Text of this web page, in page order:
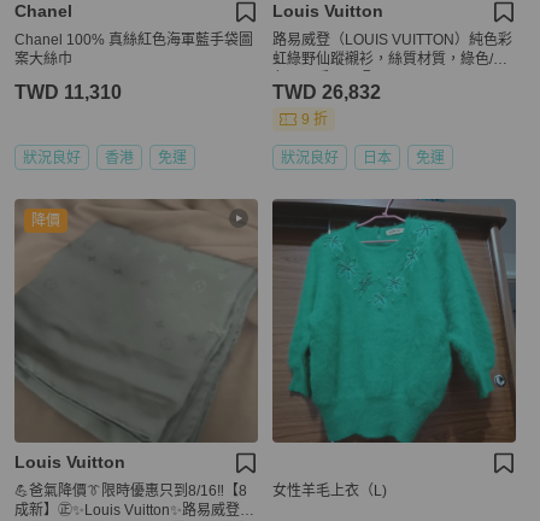
Chanel
Chanel 100% 真絲紅色海軍藍手袋圖
案大絲巾
TWD 11,310
狀況良好 香港 免運
Louis Vuitton
路易威登（LOUIS VUITTON）純色彩
虹綠野仙蹤襯衫，絲質材質，綠色/紅
TWD 26,832
9 折
狀況良好 日本 免運
降價
Louis Vuitton
💪爸氣降價👔限時優惠只到8/16‼️【8
成新】㊣✨Louis Vuitton✨路易威登 L
女性羊毛上衣（L)